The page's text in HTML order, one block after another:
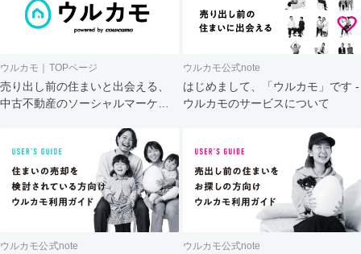
ウルカモ｜TOPページ
売り出し前の住まいと出会える、
中古不動産のソーシャルマーケッ
ウルカモ公式note
はじめまして、「ウルカモ」です -
ウルカモのサービスについて
ウルカモ公式note ウルカモ公式note